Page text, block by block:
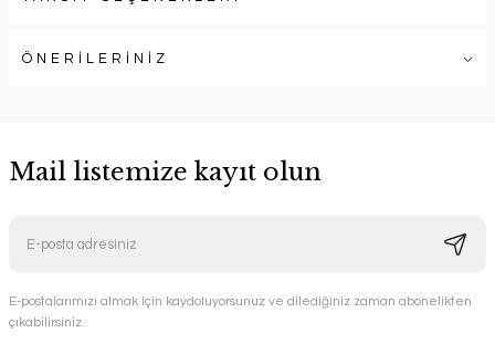
ÖNERİLERİNİZ
Mail listemize kayıt olun
E-postalarımızı almak için kaydoluyorsunuz ve dilediğiniz zaman abonelikten
çıkabilirsiniz.